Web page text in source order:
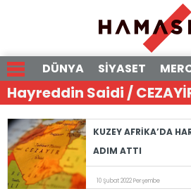
DÜNYA SİYASET
Hayreddin Saidi /
KUZEY AFRİKA’DA
ADIM ATTI
10 Şubat 2022 Perşembe